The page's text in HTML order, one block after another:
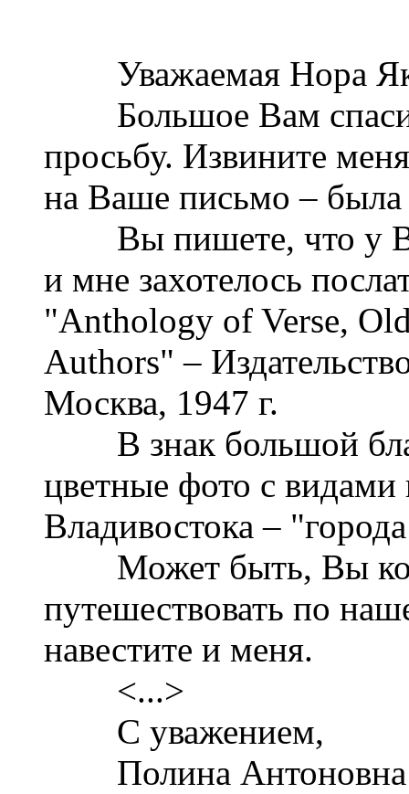
Уважаемая Нора
Большое Вам
просьбу. Извините
на Ваше письмо – была
Вы пишете, что у
и мне захотелось
"Anthology of Verse,
Authors" –
Москва, 1947 г.
В знак большой
цветные фото с видами
Владивостока –
Может быть, Вы
путешествовать по
навестите и меня.
<...>
С уважением,
Полина Антоновна